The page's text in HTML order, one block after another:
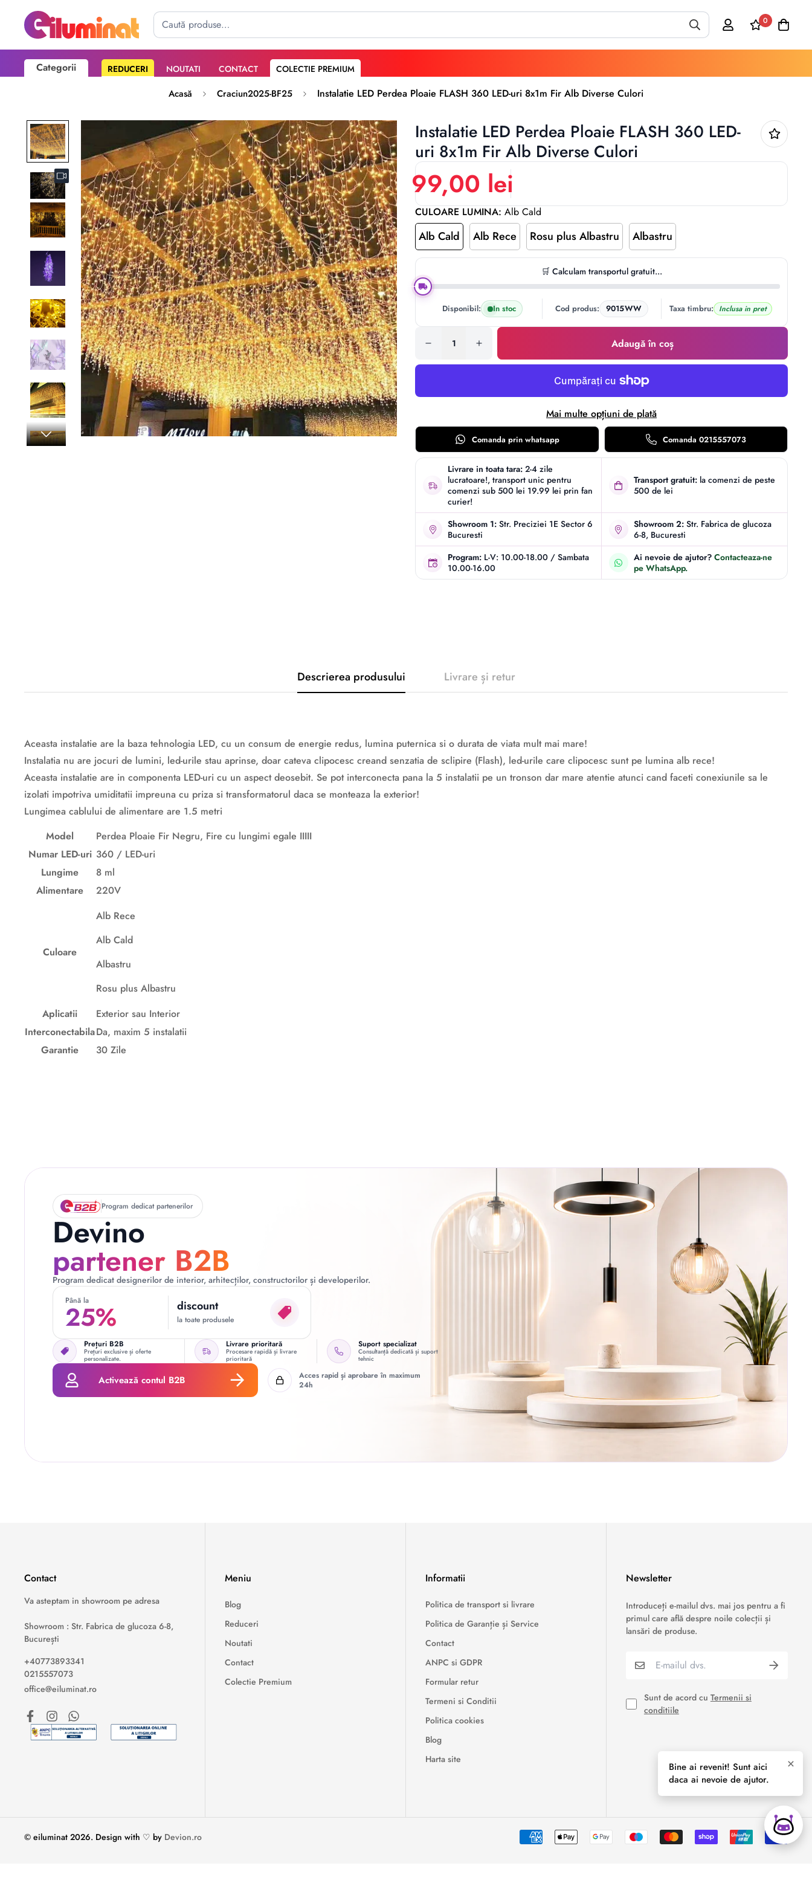
0
Categorii REDUCERI NOUTATI CONTACT COLECTIE PREMIUM
Acasă Craciun2025-BF25 Instalatie LED Perdea Ploaie FLASH 360 LED-uri 8x1m Fir Alb Diverse Culori
Play
-00:09
fullscreen
Play
Instalatie LED Perdea Ploaie FLASH 360 LED-
uri 8x1m Fir Alb Diverse Culori
99,00 lei
CULOARE LUMINA: Alb Cald
Alb Cald Alb Rece Rosu plus Albastru Albastru
🛒 Calculam transportul gratuit...
Disponibil: In stoc Cod produs: 9015WW Taxa timbru: Inclusa in pret
Adaugă în coș
Mai multe opțiuni de plată
Comanda prin whatsapp Comanda 0215557073
Livrare in toata tara: 2-4 zile
lucratoare!, transport unic pentru
comenzi sub 500 lei 19.99 lei prin fan
curier!
Transport gratuit: la comenzi de peste
500 de lei
Showroom 1: Str. Preciziei 1E Sector 6
Bucuresti
Showroom 2: Str. Fabrica de glucoza
6-8, Bucuresti
Program: L-V: 10.00-18.00 / Sambata
10.00-16.00
Ai nevoie de ajutor? Contacteaza-ne
pe WhatsApp.
Descrierea produsului Livrare și retur
Aceasta instalatie are la baza tehnologia LED, cu un consum de energie redus, lumina puternica si o durata de viata mult mai mare!
Instalatia nu are jocuri de lumini, led-urile stau aprinse, doar cateva clipocesc creand senzatia de sclipire (Flash), led-urile care clipocesc sunt pe lumina alb rece!
Aceasta instalatie are in componenta LED-uri cu un aspect deosebit. Se pot interconecta pana la 5 instalatii pe un tronson dar mare atentie atunci cand faceti conexiunile sa le
izolati impotriva umiditatii impreuna cu priza si transformatorul daca se monteaza la exterior!
Lungimea cablului de alimentare are 1.5 metri
Model
Perdea Ploaie Fir Negru, Fire cu lungimi egale IIIII
Numar LED-uri 360 / LED-uri
Lungime
8 ml
Alimentare
220V
Culoare
Alb Rece
Alb Cald
Albastru
Rosu plus Albastru
Aplicatii
Exterior sau Interior
InterconectabilaDa, maxim 5 instalatii
Garantie
30 Zile
Program dedicat partenerilor
Devino
partener B2B
Program dedicat designerilor de interior, arhitecților, constructorilor și developerilor.
Până la
25% discount
la toate produsele
Prețuri B2B
Prețuri exclusive și oferte
personalizate.
Livrare prioritară
Procesare rapidă și livrare
prioritară
Suport specializat
Consultanță dedicată și suport
tehnic
Activează contul B2B
Acces rapid și aprobare în maximum
24h
Contact
Va asteptam in showroom pe adresa
Showroom : Str. Fabrica de glucoza 6-8,
București
+40773893341
0215557073
office@eiluminat.ro
Meniu
Blog
Reduceri
Noutati
Contact
Colectie Premium
Informatii
Politica de transport si livrare
Politica de Garanție și Service
Contact
ANPC si GDPR
Formular retur
Termeni si Conditii
Politica cookies
Blog
Harta site
Newsletter
Introduceți e-mailul dvs. mai jos pentru a fi
primul care află despre noile colecții și
lansări de produse.
Sunt de acord cu Termenii si
conditiile
© eiluminat 2026. Design with ♡ by Devion.ro
×
Bine ai revenit! Sunt aici
daca ai nevoie de ajutor.
Formular retur
Semnaleaza o problema
Verificare status comandă
Activează notificările